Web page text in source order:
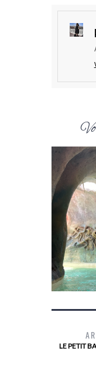
LE PETIT